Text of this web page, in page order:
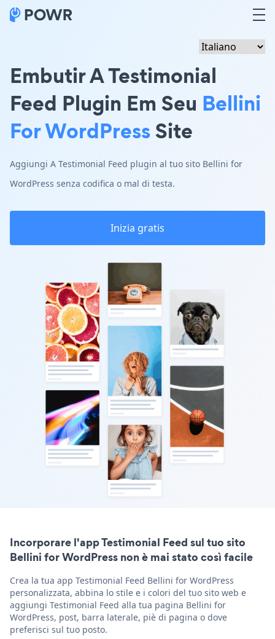
Embutir A Testimonial
Feed Plugin Em Seu Bellini
For WordPressSite
Aggiungi A Testimonial Feed plugin al tuo sito Bellini for
WordPress senza codifica o mal di testa.
Inizia gratis
Incorporare l'app Testimonial Feed sul tuo sito
Bellini for WordPress non è mai stato così facile
Crea la tua app Testimonial Feed Bellini for WordPress
personalizzata, abbina lo stile e i colori del tuo sito web e
aggiungi Testimonial Feed alla tua pagina Bellini for
WordPress, post, barra laterale, piè di pagina o dove
preferisci sul tuo posto.